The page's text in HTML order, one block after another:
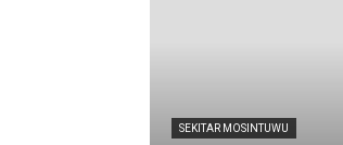
SEKITAR MOSINTUWU